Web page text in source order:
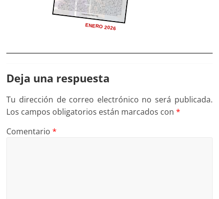
ENERO 2026
Deja una respuesta
Tu dirección de correo electrónico no será publicada.
Los campos obligatorios están marcados con*
Comentario*